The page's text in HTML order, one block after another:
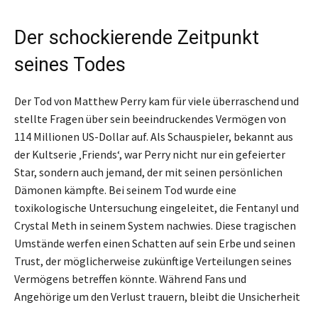
Der schockierende Zeitpunkt
seines Todes
Der Tod von Matthew Perry kam für viele überraschend und
stellte Fragen über sein beeindruckendes Vermögen von
114 Millionen US-Dollar auf. Als Schauspieler, bekannt aus
der Kultserie ‚Friends‘, war Perry nicht nur ein gefeierter
Star, sondern auch jemand, der mit seinen persönlichen
Dämonen kämpfte. Bei seinem Tod wurde eine
toxikologische Untersuchung eingeleitet, die Fentanyl und
Crystal Meth in seinem System nachwies. Diese tragischen
Umstände werfen einen Schatten auf sein Erbe und seinen
Trust, der möglicherweise zukünftige Verteilungen seines
Vermögens betreffen könnte. Während Fans und
Angehörige um den Verlust trauern, bleibt die Unsicherheit